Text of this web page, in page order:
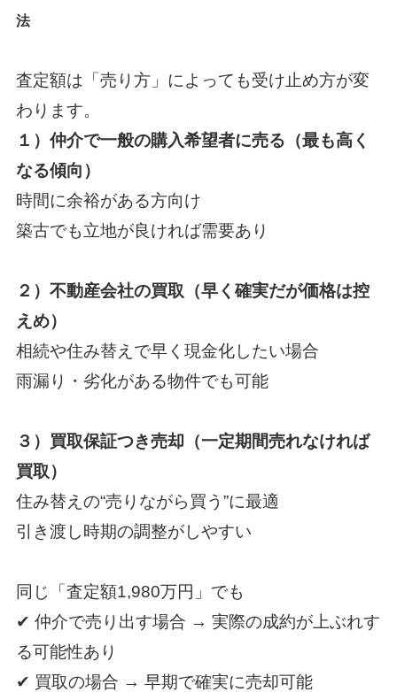
法
査定額は「売り方」によっても受け止め方が変
わります。
１） 仲介で一般の購入希望者に売る （最も高く
なる傾向）
時間に余裕がある方向け
築古でも立地が良ければ需要あり
２） 不動産会社の買取 （早く確実だが価格は控
えめ）
相続や住み替えで早く現金化したい場合
雨漏り・劣化がある物件でも可能
３） 買取保証つき売却 （一定期間売れなければ
買取）
住み替えの“売りながら買う”に最適
引き渡し時期の調整がしやすい
同じ「査定額1,980万円」でも
✔ 仲介で売り出す場合 → 実際の成約が上ぶれす
る可能性あり
✔ 買取の場合 → 早期で確実に売却可能